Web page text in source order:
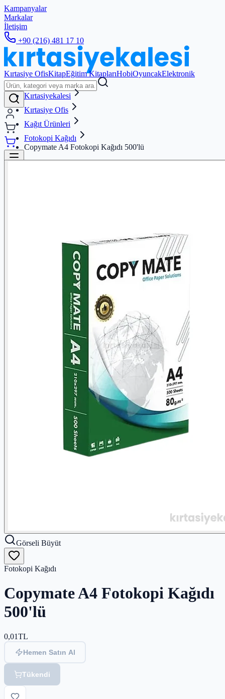
Kampanyalar
Markalar
İletişim
+90 (216) 481 17 10
Kırtasiye OfisKitapEğitim KitaplarıHobiOyuncakElektronik
Kırtasiyekalesi
Kırtasiye Ofis
Kağıt Ürünleri
Fotokopi Kağıdı
Copymate A4 Fotokopi Kağıdı 500'lü
Görseli Büyüt
Fotokopi Kağıdı
Copymate A4 Fotokopi Kağıdı
500'lü
0,01TL
Hemen Satın Al
Tükendi